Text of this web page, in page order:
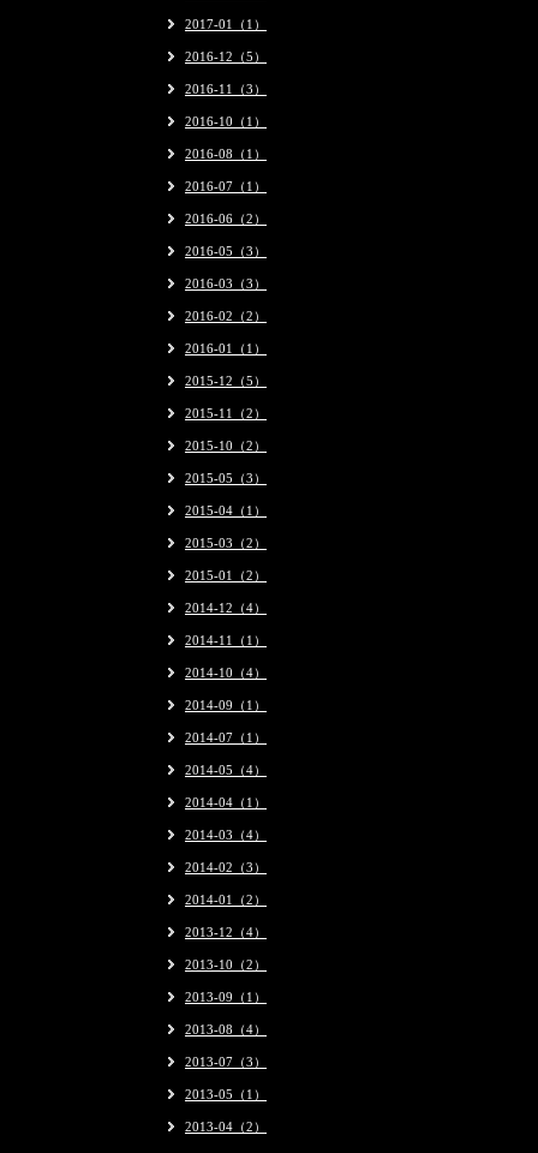
2017-01（1）
2016-12（5）
2016-11（3）
2016-10（1）
2016-08（1）
2016-07（1）
2016-06（2）
2016-05（3）
2016-03（3）
2016-02（2）
2016-01（1）
2015-12（5）
2015-11（2）
2015-10（2）
2015-05（3）
2015-04（1）
2015-03（2）
2015-01（2）
2014-12（4）
2014-11（1）
2014-10（4）
2014-09（1）
2014-07（1）
2014-05（4）
2014-04（1）
2014-03（4）
2014-02（3）
2014-01（2）
2013-12（4）
2013-10（2）
2013-09（1）
2013-08（4）
2013-07（3）
2013-05（1）
2013-04（2）